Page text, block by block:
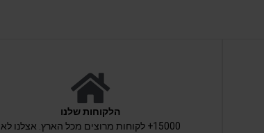
הלקוחות שלנו
15000+ לקוחות מרוצים מכל הארץ. אצלנו לא